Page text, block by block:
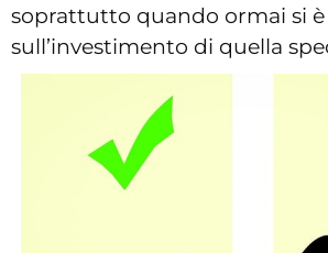
soprattutto quando ormai si è
sull’investimento di quella